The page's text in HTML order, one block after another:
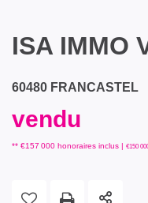
ISA IMMO
60480 FRANCASTEL
vendu
** €157 000 honoraires inclus | €150